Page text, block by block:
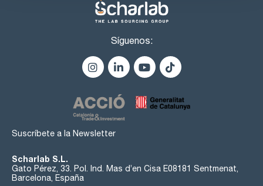
Síguenos:
Suscríbete a la Newsletter
Scharlab S.L.
Gato Pérez, 33. Pol. Ind. Mas d’en Cisa E08181 Sentmenat,
Barcelona, España